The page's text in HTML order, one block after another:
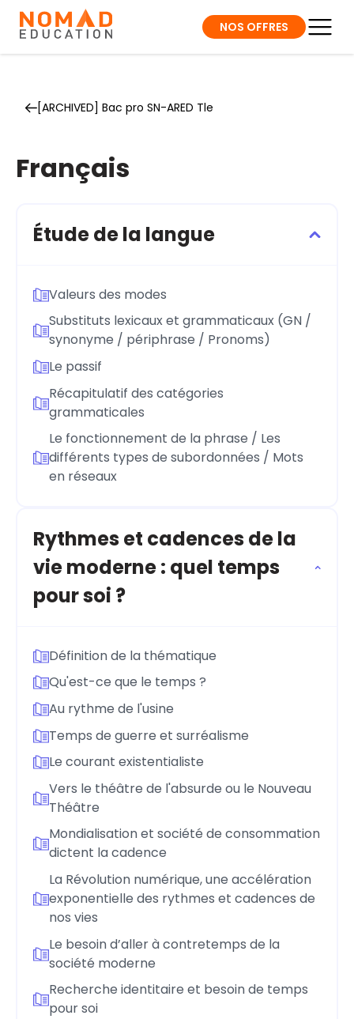
NOS OFFRES
[ARCHIVED] Bac pro SN-ARED Tle
Français
Étude de la langue
Valeurs des modes
Substituts lexicaux et grammaticaux (GN /
synonyme / périphrase / Pronoms)
Le passif
Récapitulatif des catégories
grammaticales
Le fonctionnement de la phrase / Les
différents types de subordonnées / Mots
en réseaux
Rythmes et cadences de la
vie moderne : quel temps
pour soi ?
Définition de la thématique
Qu'est-ce que le temps ?
Au rythme de l'usine
Temps de guerre et surréalisme
Le courant existentialiste
Vers le théâtre de l'absurde ou le Nouveau
Théâtre
Mondialisation et société de consommation
dictent la cadence
La Révolution numérique, une accélération
exponentielle des rythmes et cadences de
nos vies
Le besoin d’aller à contretemps de la
société moderne
Recherche identitaire et besoin de temps
pour soi